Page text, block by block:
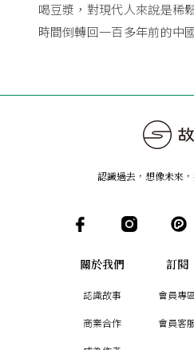
喝豆漿，對現代人來說是稀
時間倒轉回一百多年前的中
認識過去，想像未來 ，
關於我們
認識故事
商業合作
訂閱
會員專
會員客